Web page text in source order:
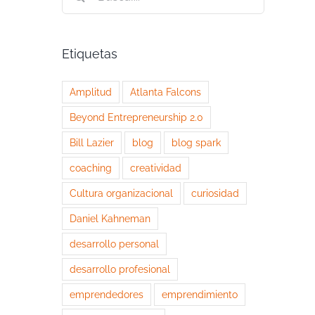
Etiquetas
Amplitud Atlanta Falcons
Beyond Entrepreneurship 2.0
Bill Lazier blog blog spark
coaching creatividad
Cultura organizacional curiosidad
Daniel Kahneman
desarrollo personal
desarrollo profesional
emprendedores emprendimiento